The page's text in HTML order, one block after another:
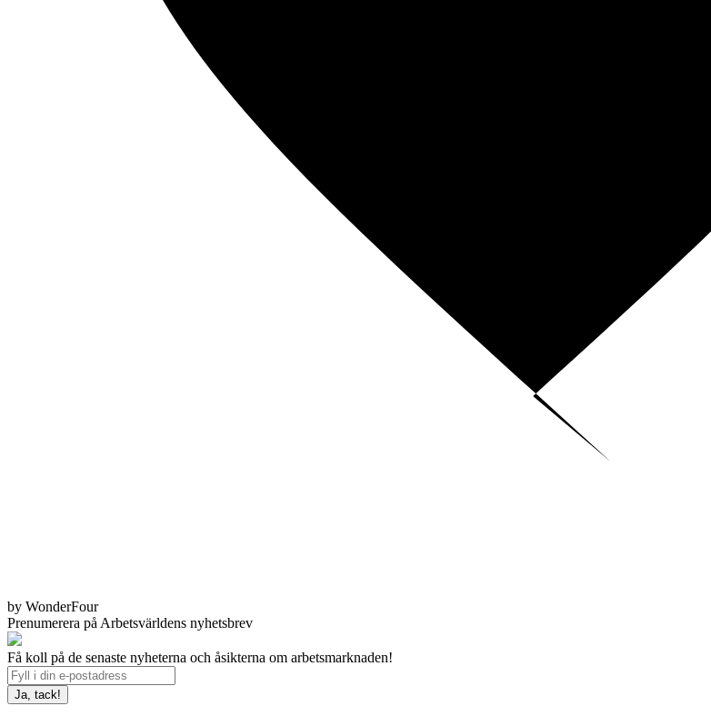
by WonderFour
Prenumerera på Arbetsvärldens nyhetsbrev
Få koll på de senaste nyheterna och åsikterna om arbetsmarknaden!